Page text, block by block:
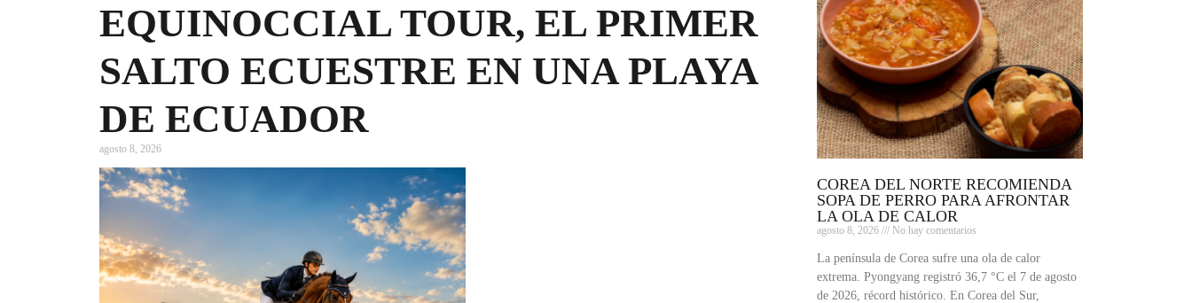
EQUINOCCIAL TOUR, EL PRIMER
SALTO ECUESTRE EN UNA PLAYA
DE ECUADOR
agosto 8, 2026
COREA DEL NORTE RECOMIENDA
SOPA DE PERRO PARA AFRONTAR
LA OLA DE CALOR
agosto 8, 2026 No hay comentarios
La península de Corea sufre una ola de calor
extrema. Pyongyang registró 36,7 °C el 7 de agosto
de 2026, récord histórico. En Corea del Sur,